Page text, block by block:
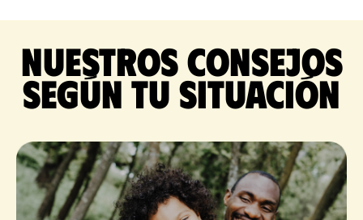
Nuestros consejos
según tu situación